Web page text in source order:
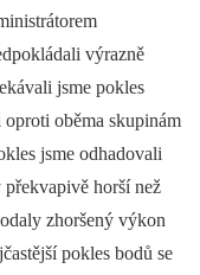
výrazně
jsme pokles
oběma skupinám
jsme odhadovali
horší než
zhoršený výkon
pokles bodů se